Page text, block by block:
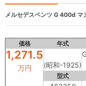
メルセデスベンツ G 400d マ
価格 年式
1,271.5
万円 (昭和-1925)
型式